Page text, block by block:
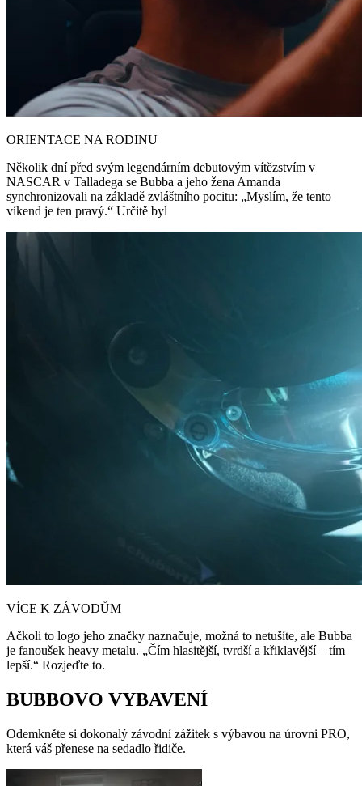
ORIENTACE NA RODINU
Několik dní před svým legendárním debutovým vítězstvím v
NASCAR v Talladega se Bubba a jeho žena Amanda
synchronizovali na základě zvláštního pocitu: „Myslím, že tento
víkend je ten pravý.“ Určitě byl
VÍCE K ZÁVODŮM
Ačkoli to logo jeho značky naznačuje, možná to netušíte, ale Bubba
je fanoušek heavy metalu. „Čím hlasitější, tvrdší a křiklavější – tím
lepší.“ Rozjeďte to.
BUBBOVO VYBAVENÍ
Odemkněte si dokonalý závodní zážitek s výbavou na úrovni PRO,
která váš přenese na sedadlo řidiče.